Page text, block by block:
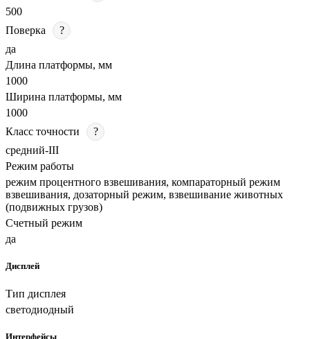
500
Поверка
?
да
Длина платформы, мм
1000
Ширина платформы, мм
1000
Класс точности
?
средний-III
Режим работы
режим процентного взвешивания, компараторный режим
взвешивания, дозаторный режим, взвешивание животных
(подвижных грузов)
Счетный режим
да
Дисплей
Тип дисплея
светодиодный
Интерфейсы